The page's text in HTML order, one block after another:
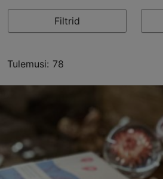
Filtrid
Tulemusi: 78